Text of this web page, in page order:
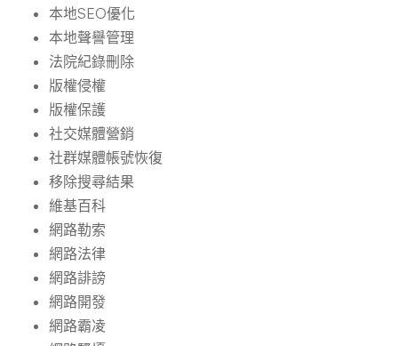
本地SEO優化
本地聲譽管理
法院紀錄刪除
版權侵權
版權保護
社交媒體營銷
社群媒體帳號恢復
移除搜尋結果
維基百科
網路勒索
網路法律
網路誹謗
網路開發
網路霸凌